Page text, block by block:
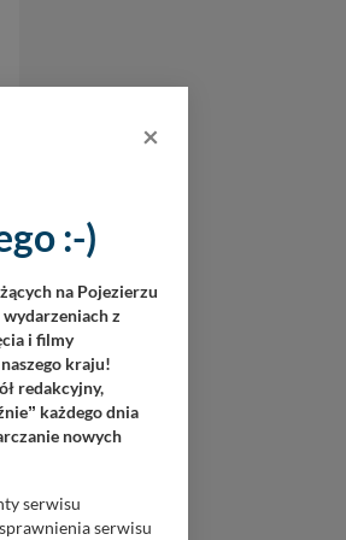
×
:-)
na Pojezierzu
z
i filmy
kraju!
redakcyjny,
” każdego dnia
nowych
serwisu
serwisu